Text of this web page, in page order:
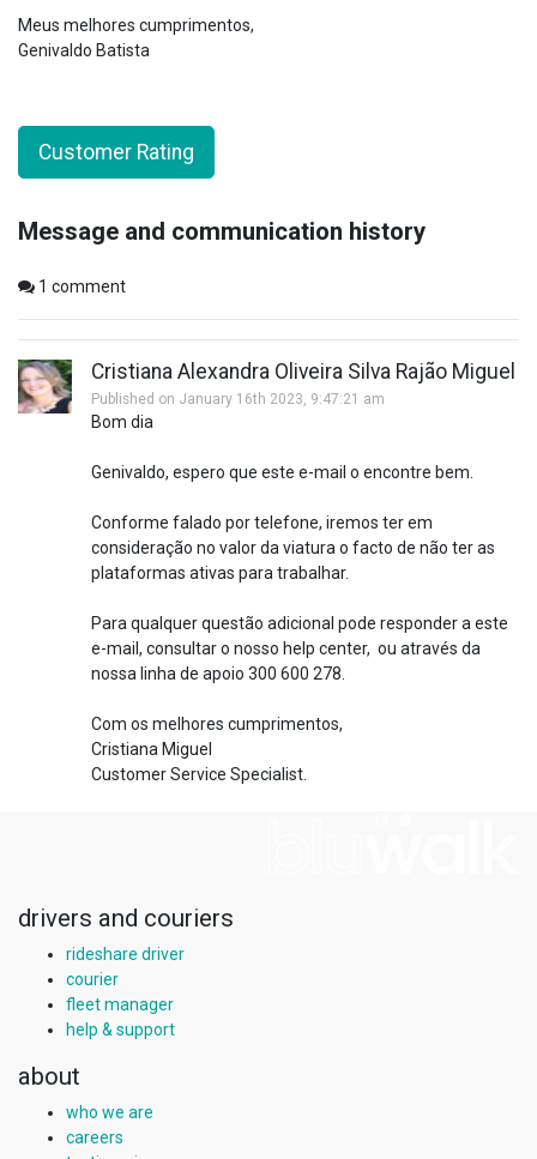
Meus melhores cumprimentos,
Genivaldo Batista
Customer Rating
Message and communication history
1 comment
Cristiana Alexandra Oliveira Silva Rajão Miguel
Published on January 16th 2023, 9:47:21 am
Bom dia
Genivaldo, espero que este e-mail o encontre bem.
Conforme falado por telefone, iremos ter em
consideração no valor da viatura o facto de não ter as
plataformas ativas para trabalhar.
Para qualquer questão adicional pode responder a este
e-mail, consultar o nosso help center, ou através da
nossa linha de apoio 300 600 278.
Com os melhores cumprimentos,
Cristiana Miguel
Customer Service Specialist.
drivers and couriers
rideshare driver
courier
fleet manager
help & support
about
who we are
careers